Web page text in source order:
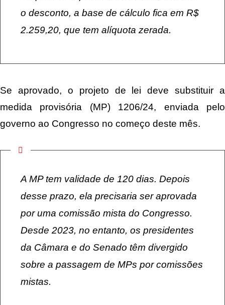
o desconto, a base de cálculo fica em R$
2.259,20, que tem alíquota zerada.
Se aprovado, o projeto de lei deve substituir a
medida provisória (MP) 1206/24, enviada pelo
governo ao Congresso no começo deste mês.
A MP tem validade de 120 dias. Depois
desse prazo, ela precisaria ser aprovada
por uma comissão mista do Congresso.
Desde 2023, no entanto, os presidentes
da Câmara e do Senado têm divergido
sobre a passagem de MPs por comissões
mistas.